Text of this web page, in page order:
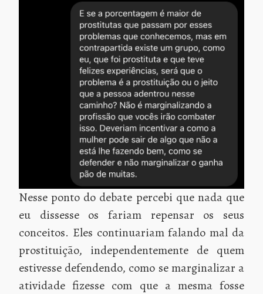
Nesse ponto do debate percebi que nada que
eu dissesse os fariam repensar os seus
conceitos. Eles continuariam falando mal da
prostituição, independentemente de quem
estivesse defendendo, como se marginalizar a
atividade fizesse com que a mesma fosse